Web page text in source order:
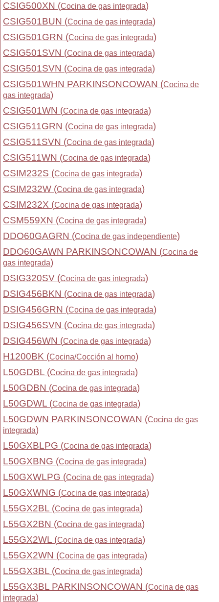
CSIG500XN (Cocina de gas integrada)
CSIG501BUN (Cocina de gas integrada)
CSIG501GRN (Cocina de gas integrada)
CSIG501SVN (Cocina de gas integrada)
CSIG501SVN (Cocina de gas integrada)
CSIG501WHN PARKINSONCOWAN (Cocina de
gas integrada)
CSIG501WN (Cocina de gas integrada)
CSIG511GRN (Cocina de gas integrada)
CSIG511SVN (Cocina de gas integrada)
CSIG511WN (Cocina de gas integrada)
CSIM232S (Cocina de gas integrada)
CSIM232W (Cocina de gas integrada)
CSIM232X (Cocina de gas integrada)
CSM559XN (Cocina de gas integrada)
DDO60GAGRN (Cocina de gas independiente)
DDO60GAWN PARKINSONCOWAN (Cocina de
gas integrada)
DSIG320SV (Cocina de gas integrada)
DSIG456BKN (Cocina de gas integrada)
DSIG456GRN (Cocina de gas integrada)
DSIG456SVN (Cocina de gas integrada)
DSIG456WN (Cocina de gas integrada)
H1200BK (Cocina/Cocción al horno)
L50GDBL (Cocina de gas integrada)
L50GDBN (Cocina de gas integrada)
L50GDWL (Cocina de gas integrada)
L50GDWN PARKINSONCOWAN (Cocina de gas
integrada)
L50GXBLPG (Cocina de gas integrada)
L50GXBNG (Cocina de gas integrada)
L50GXWLPG (Cocina de gas integrada)
L50GXWNG (Cocina de gas integrada)
L55GX2BL (Cocina de gas integrada)
L55GX2BN (Cocina de gas integrada)
L55GX2WL (Cocina de gas integrada)
L55GX2WN (Cocina de gas integrada)
L55GX3BL (Cocina de gas integrada)
L55GX3BL PARKINSONCOWAN (Cocina de gas
integrada)